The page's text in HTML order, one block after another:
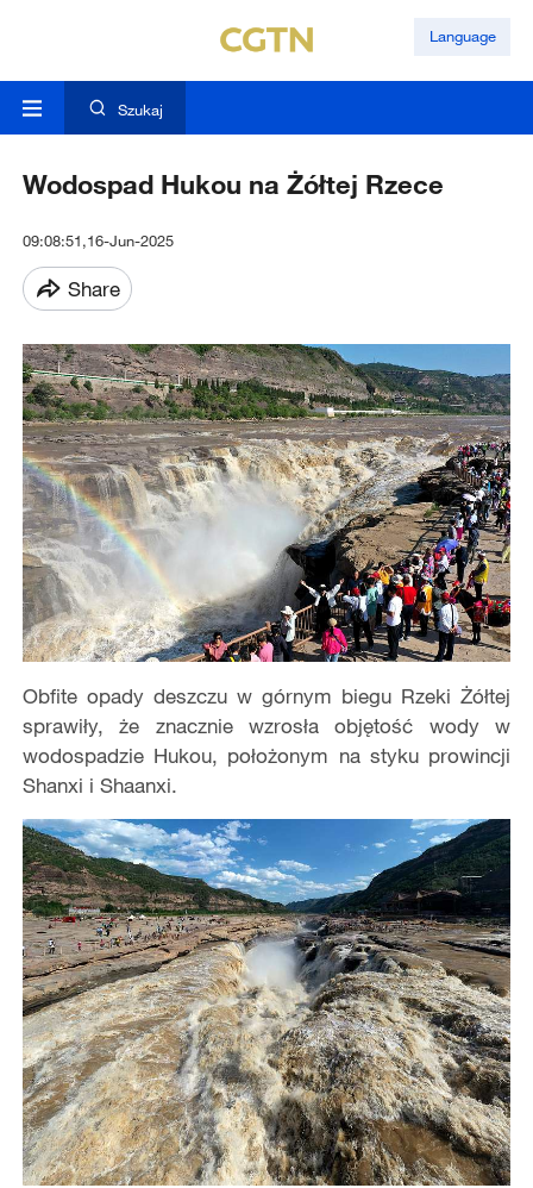
Language
Szukaj
Wodospad Hukou na Żółtej Rzece
09:08:51,16-Jun-2025
Share
Obfite opady deszczu w górnym biegu Rzeki Żółtej
sprawiły, że znacznie wzrosła objętość wody w
wodospadzie Hukou, położonym na styku prowincji
Shanxi i Shaanxi.